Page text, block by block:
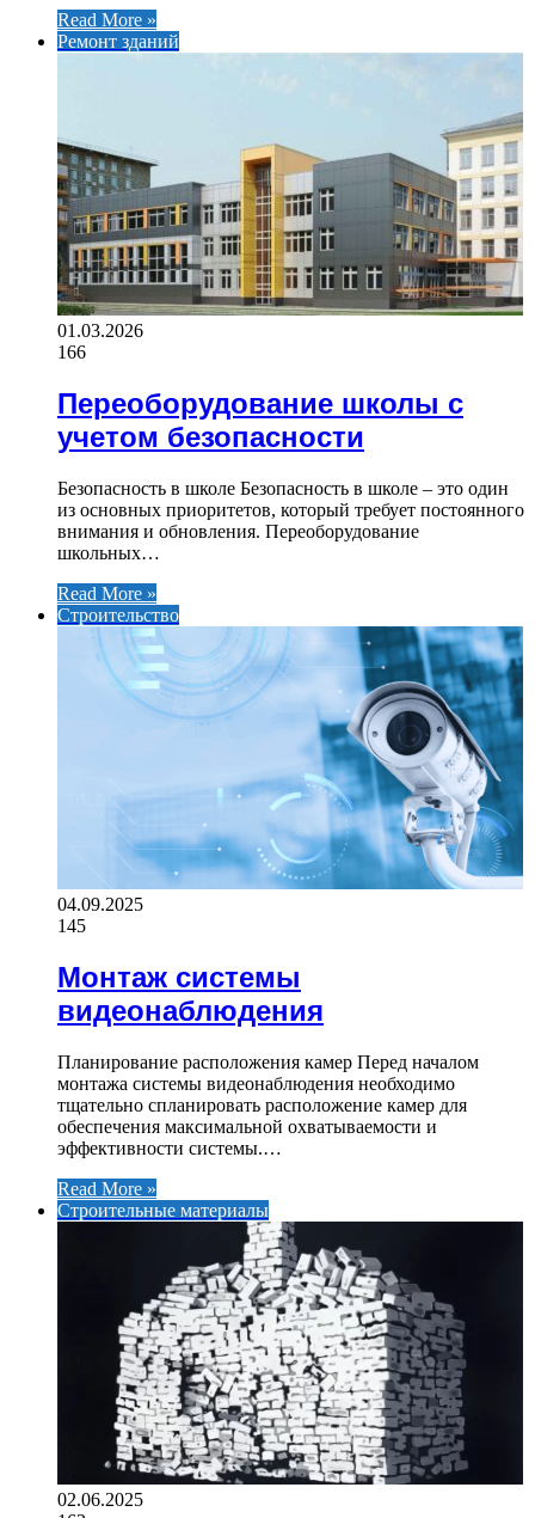
Read More »
Ремонт зданий
01.03.2026
166
Переоборудование школы с
учетом безопасности
Безопасность в школе Безопасность в школе – это один
из основных приоритетов, который требует постоянного
внимания и обновления. Переоборудование
школьных…
Read More »
Строительство
04.09.2025
145
Монтаж системы
видеонаблюдения
Планирование расположения камер Перед началом
монтажа системы видеонаблюдения необходимо
тщательно спланировать расположение камер для
обеспечения максимальной охватываемости и
эффективности системы.…
Read More »
Строительные материалы
02.06.2025